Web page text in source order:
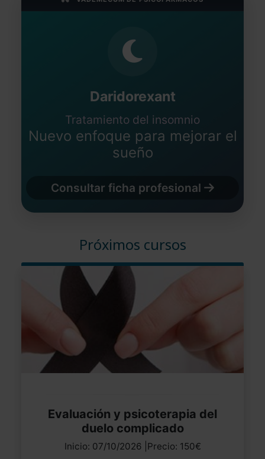
Daridorexant
Tratamiento del insomnio
Nuevo enfoque para mejorar el
sueño
Consultar ficha profesional
Próximos cursos
Evaluación y psicoterapia del
duelo complicado
Inicio: 07/10/2026 |Precio: 150€